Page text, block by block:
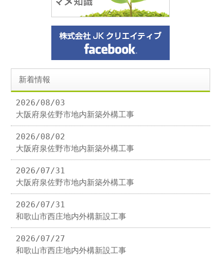
新着情報
2026/08/03
大阪府泉佐野市地内新築外構工事
2026/08/02
大阪府泉佐野市地内新築外構工事
2026/07/31
大阪府泉佐野市地内新築外構工事
2026/07/31
和歌山市西庄地内外構新設工事
2026/07/27
和歌山市西庄地内外構新設工事